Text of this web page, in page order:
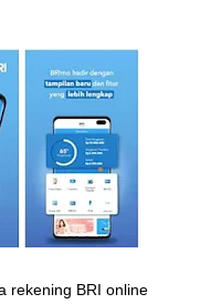
rekening BRI online